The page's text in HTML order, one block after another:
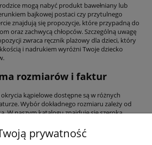
mogą nabyć produkt bawełniany lub
bajkowej postaci czy przytulnego
znajdują się propozycje, które przypadną do
oraz zachwycą chłopców. Szczególną uwagę
zwraca ręcznik plażowy dla dzieci, który
i nadrukiem wyróżni Twoje dziecko
rozmiarów i faktur
okrycia kąpielowe dostępne są w różnych
Wybór dokładnego rozmiaru zależy od
W naszym katalogu znajduje się szeroka
które pozwolą rodzicom odpowiednio
W prywatność